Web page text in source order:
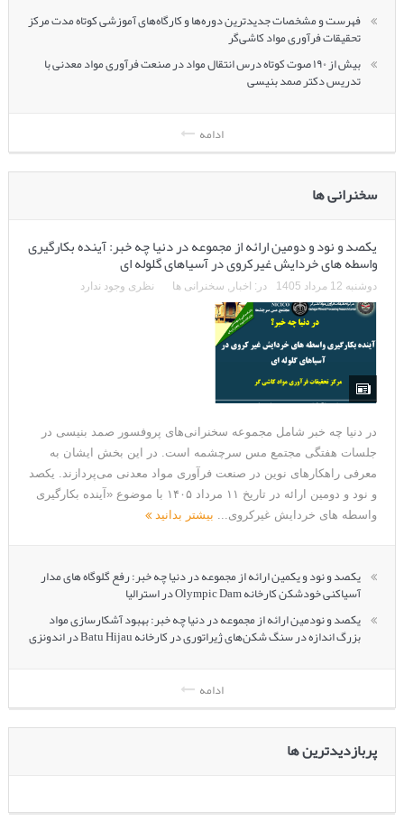
فهرست و مشخصات جدیدترین دوره‌ها و کارگاه‌های آموزشی کوتاه مدت مرکز
تحقیقات فرآوری مواد کاشی‌گر
بیش از ۱۹۰ صوت کوتاه درس انتقال مواد در صنعت فرآوری مواد معدنی با
تدریس دکتر صمد بنیسی
ادامه
سخنرانی ها
یکصد و نود و دومین ارائه از مجموعه در دنیا چه خبر: آینده بکارگیری
واسطه های خردایش غیرکروی در آسیاهای گلوله ای
دوشنبه 12 مرداد 1405 در: اخبار, سخنرانی ها نظری وجود ندارد
در دنیا چه خبر شامل مجموعه سخنرانی‌های پروفسور صمد بنیسی در
جلسات هفتگی مجتمع مس سرچشمه است. در این بخش ایشان به
معرفی راهکارهای نوین در صنعت فرآوری مواد معدنی می‌پردازند. یکصد
و نود و دومین ارائه در تاریخ ۱۱ مرداد ۱۴۰۵ با موضوع «آینده بکارگیری
واسطه های خردایش غیرکروی... بیشتر بدانید
یکصد و نود و یکمین ارائه از مجموعه در دنیا چه خبر: رفع گلوگاه های مدار
آسیاکنی خودشکن کارخانه Olympic Dam در استرالیا
یکصد و نودمین ارائه از مجموعه در دنیا چه خبر: بهبود آشکارسازی مواد
بزرگ اندازه در سنگ شکن‌های ژیراتوری در کارخانه Batu Hijau در اندونزی
ادامه
پربازدیدترین ها